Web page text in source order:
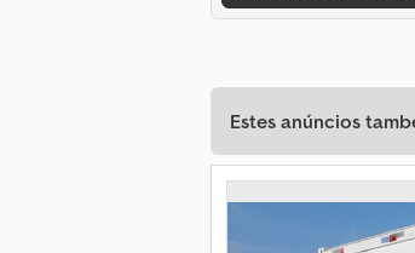
Estes anúncios